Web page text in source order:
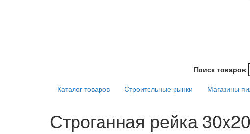
Поиск товаров
Каталог товаров
Строительные рынки Магазины
Строганная рейка